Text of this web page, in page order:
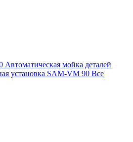
Автоматическая мойка деталей
установка SAM-VM 90 Все